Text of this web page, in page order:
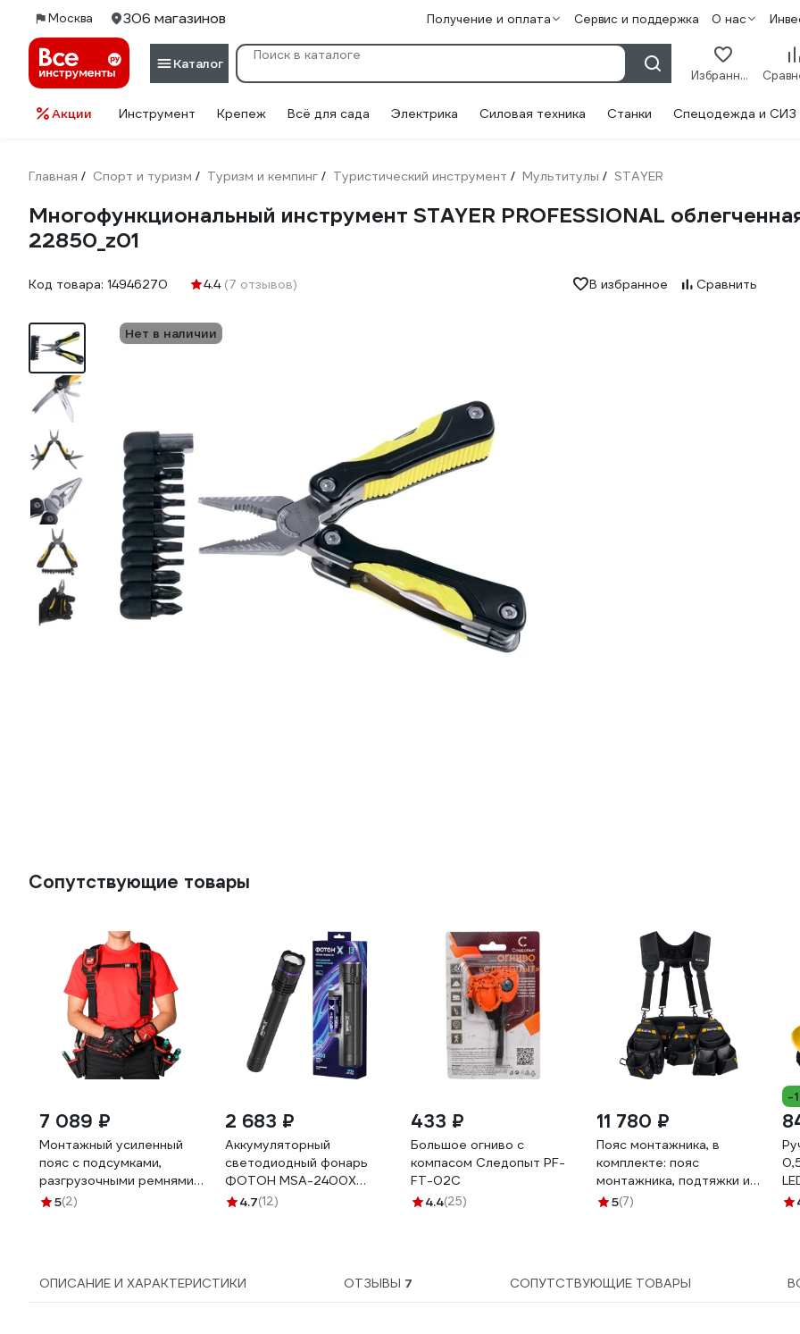
Москва 306 магазинов Получение и оплата Сервис и поддержка О нас
Каталог
Избранное
Акции Инструмент Крепеж Всё для сада Электрика Силовая техника Станки Спецодежда и СИЗ
Главная / Спорт и туризм / Туризм и кемпинг / Туристический инструмент / Мультитулы / STAYER
Многофункциональный инструмент STAYER PROFESSIONAL
22850_z01
Код товара: 14946270 4.4 (7 отзывов) В избранное Сравнить
Нет в наличии
Сопутствующие товары
7 089 ₽
Монтажный усиленный
пояс с подсумками,
разгрузочными ремнями
и магнитным держателем
5(2)
2 683 ₽
Аккумуляторный
светодиодный фонарь
ФОТОН MSA-2400X
24543
4.7(12)
433 ₽
Большое огниво с
компасом Следопыт PF-
FT-02С
4.4(25)
11 780 ₽
Пояс монтажника, в
комплекте: пояс
монтажника, подтяжки и 3
сумки KRAFTOOL KBS-5
5(7)
-
ОПИСАНИЕ И ХАРАКТЕРИСТИКИ ОТЗЫВЫ 7 СОПУТСТВУЮЩИЕ ТОВАРЫ